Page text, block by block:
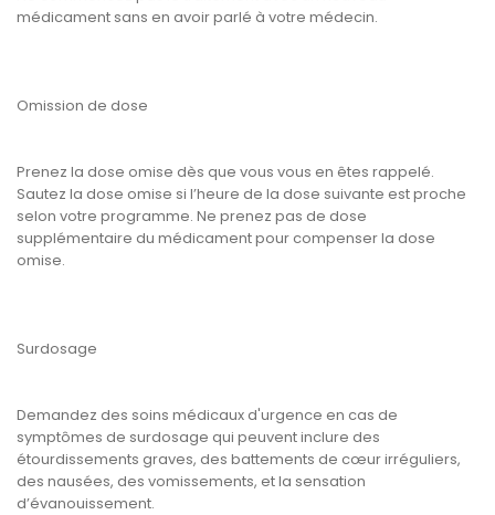
médicament sans en avoir parlé à votre médecin.
Omission de dose
Prenez la dose omise dès que vous vous en êtes rappelé.
Sautez la dose omise si l’heure de la dose suivante est proche
selon votre programme. Ne prenez pas de dose
supplémentaire du médicament pour compenser la dose
omise.
Surdosage
Demandez des soins médicaux d'urgence en cas de
symptômes de surdosage qui peuvent inclure des
étourdissements graves, des battements de cœur irréguliers,
des nausées, des vomissements, et la sensation
d’évanouissement.